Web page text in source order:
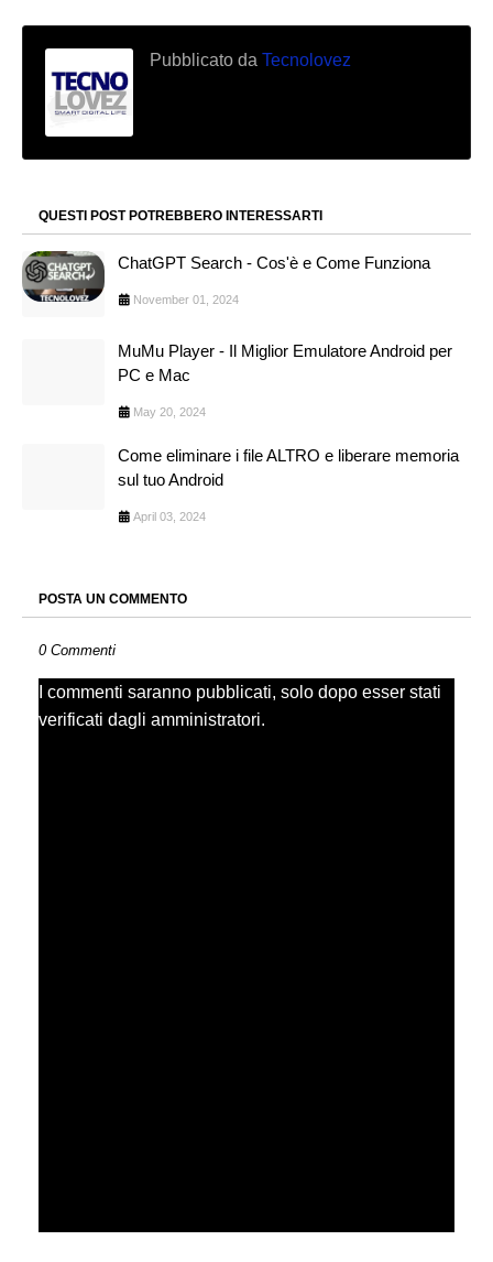
Pubblicato da Tecnolovez
QUESTI POST POTREBBERO INTERESSARTI
ChatGPT Search - Cos'è e Come Funziona
November 01, 2024
MuMu Player - Il Miglior Emulatore Android per
PC e Mac
May 20, 2024
Come eliminare i file ALTRO e liberare memoria
sul tuo Android
April 03, 2024
POSTA UN COMMENTO
0 Commenti
I commenti saranno pubblicati, solo dopo esser stati
verificati dagli amministratori.